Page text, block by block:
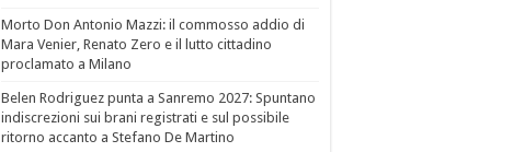
Morto Don Antonio Mazzi: il commosso addio di
Mara Venier, Renato Zero e il lutto cittadino
proclamato a Milano
Belen Rodriguez punta a Sanremo 2027: Spuntano
indiscrezioni sui brani registrati e sul possibile
ritorno accanto a Stefano De Martino